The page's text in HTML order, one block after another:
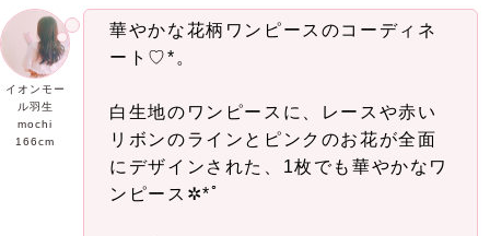
イオンモー
ル羽生
mochi
166cm
華やかな花柄ワンピースのコーディネ
ート♡*。
白生地のワンピースに、レースや赤い
リボンのラインとピンクのお花が全面
にデザインされた、1枚でも華やかなワ
ンピース✲*ﾟ